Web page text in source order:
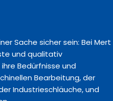
Sache sicher sein: Bei Mert
und qualitativ
Bedürfnisse und
Bearbeitung, der
Industrieschläuche, und